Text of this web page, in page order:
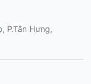
P.Tân Hưng,